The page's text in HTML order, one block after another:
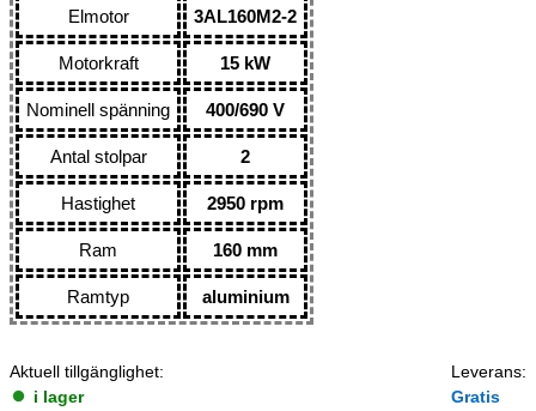
Elmotor 3AL160M2-2
Motorkraft 15 kW
Nominell spänning 400/690 V
Antal stolpar 2
Hastighet 2950 rpm
Ram 160 mm
Ramtyp aluminium
Aktuell tillgänglighet:
i lager
Leverans:
Gratis